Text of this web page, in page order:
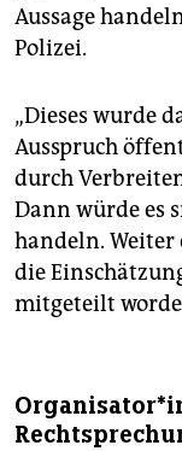
Aussage
Polizei.
„Dieses wurde
Ausspruch
durch
Dann würde es
handeln. Weiter
die
mitgeteilt